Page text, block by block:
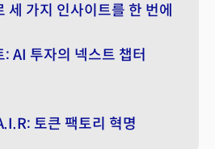
세 가지 인사이트를 한 번에
AI 투자의 넥스트 챕터
토큰 팩토리 혁명